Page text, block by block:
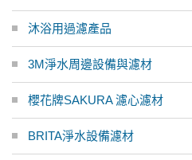
沐浴用過濾產品
3M淨水周邊設備與濾材
櫻花牌SAKURA 濾心濾材
BRITA淨水設備濾材